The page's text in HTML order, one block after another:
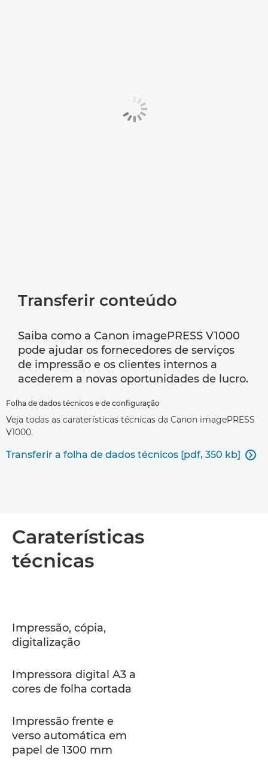
Transferir conteúdo
Saiba como a Canon imagePRESS V1000
pode ajudar os fornecedores de serviços
de impressão e os clientes internos a
acederem a novas oportunidades de lucro.
Folha de dados técnicos e de configuração
Veja todas as caraterísticas técnicas da Canon imagePRESS
V1000.
Transferir a folha de dados técnicos [pdf, 350 kb] 
Caraterísticas
técnicas
Impressão, cópia,
digitalização
Impressora digital A3 a
cores de folha cortada
Impressão frente e
verso automática em
papel de 1300 mm